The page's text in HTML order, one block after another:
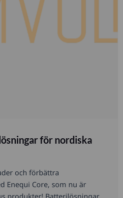
för nordiska
och förbättra
Enequi Core, som nu är
produkter! Batterilösningar